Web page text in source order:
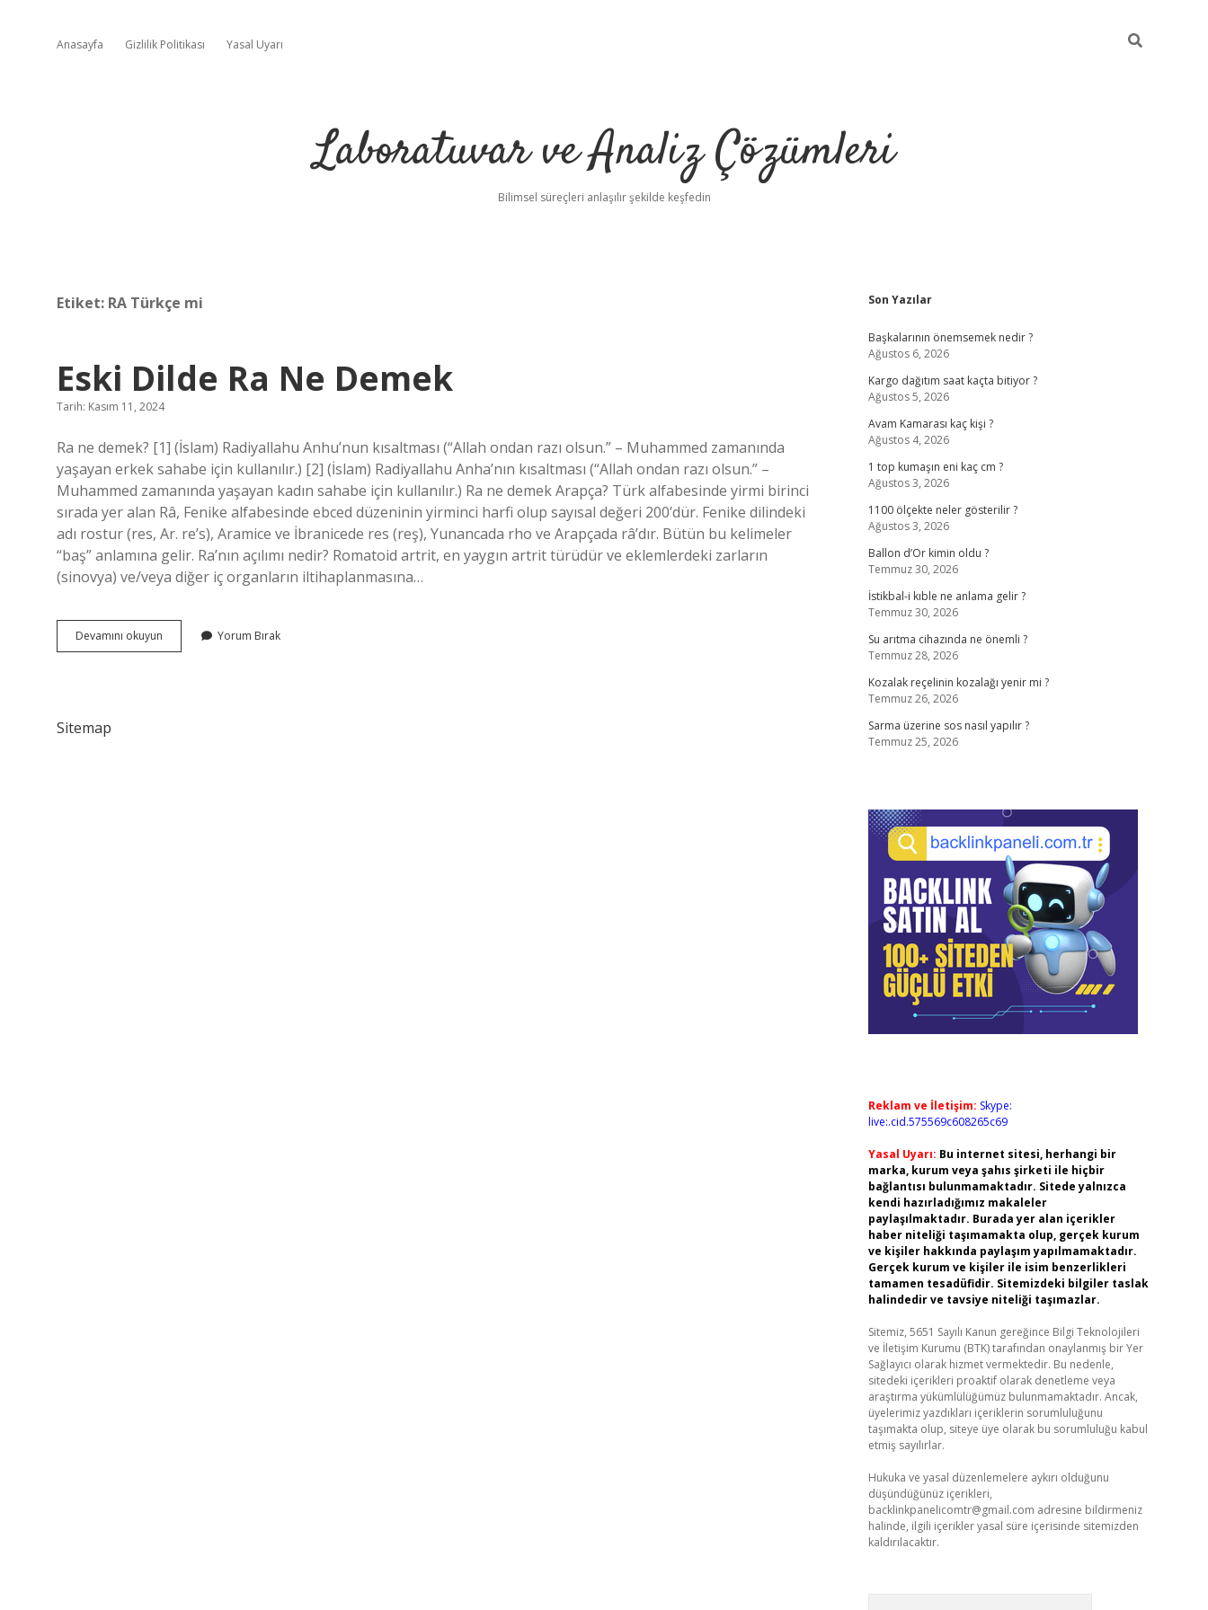
Anasayfa Gizlilik Politikası Yasal Uyarı
Laboratuvar ve Analiz Çözümleri
Bilimsel süreçleri anlaşılır şekilde keşfedin
Etiket: RA Türkçe mi
Eski Dilde Ra Ne Demek
Tarih: Kasım 11, 2024
Ra ne demek? [1] (İslam) Radiyallahu Anhu’nun kısaltması (“Allah ondan razı olsun.” – Muhammed zamanında
yaşayan erkek sahabe için kullanılır.) [2] (İslam) Radiyallahu Anha’nın kısaltması (“Allah ondan razı olsun.” –
Muhammed zamanında yaşayan kadın sahabe için kullanılır.) Ra ne demek Arapça? Türk alfabesinde yirmi birinci
sırada yer alan Râ, Fenike alfabesinde ebced düzeninin yirminci harfi olup sayısal değeri 200’dür. Fenike dilindeki
adı rostur (res, Ar. re’s), Aramice ve İbranicede res (reş), Yunancada rho ve Arapçada râ’dır. Bütün bu kelimeler
“baş” anlamına gelir. Ra’nın açılımı nedir? Romatoid artrit, en yaygın artrit türüdür ve eklemlerdeki zarların
(sinovya) ve/veya diğer iç organların iltihaplanmasına…
Devamını okuyun
Dilde
Yorum Bırak
Sitemap
Sidebar
Son Yazılar
Başkalarının önemsemek nedir ?
Ağustos 6, 2026
Kargo dağıtım saat kaçta bitiyor ?
Ağustos 5, 2026
Avam Kamarası kaç kişi ?
Ağustos 4, 2026
1 top kumaşın eni kaç cm ?
Ağustos 3, 2026
1100 ölçekte neler gösterilir ?
Ağustos 3, 2026
Ballon d’Or kimin oldu ?
Temmuz 30, 2026
İstikbal-i kıble ne anlama gelir ?
Temmuz 30, 2026
Su arıtma cihazında ne önemli ?
Temmuz 28, 2026
Kozalak reçelinin kozalağı yenir mi ?
Temmuz 26, 2026
Sarma üzerine sos nasıl yapılır ?
Temmuz 25, 2026
Reklam ve İletişim: Skype:
live:.cid.575569c608265c69
Yasal Uyarı: Bu internet sitesi, herhangi bir
marka, kurum veya şahıs şirketi ile hiçbir
bağlantısı bulunmamaktadır. Sitede yalnızca
kendi hazırladığımız makaleler
paylaşılmaktadır. Burada yer alan içerikler
haber niteliği taşımamakta olup, gerçek kurum
ve kişiler hakkında paylaşım yapılmamaktadır.
Gerçek kurum ve kişiler ile isim benzerlikleri
tamamen tesadüfidir. Sitemizdeki bilgiler taslak
halindedir ve tavsiye niteliği taşımazlar.
Sitemiz, 5651 Sayılı Kanun gereğince Bilgi Teknolojileri
ve İletişim Kurumu (BTK) tarafından onaylanmış bir Yer
Sağlayıcı olarak hizmet vermektedir. Bu nedenle,
sitedeki içerikleri proaktif olarak denetleme veya
araştırma yükümlülüğümüz bulunmamaktadır. Ancak,
üyelerimiz yazdıkları içeriklerin sorumluluğunu
taşımakta olup, siteye üye olarak bu sorumluluğu kabul
etmiş sayılırlar.
Hukuka ve yasal düzenlemelere aykırı olduğunu
düşündüğünüz içerikleri,
backlinkpanelicomtr@gmail.com adresine bildirmeniz
halinde, ilgili içerikler yasal süre içerisinde sitemizden
kaldırılacaktır.